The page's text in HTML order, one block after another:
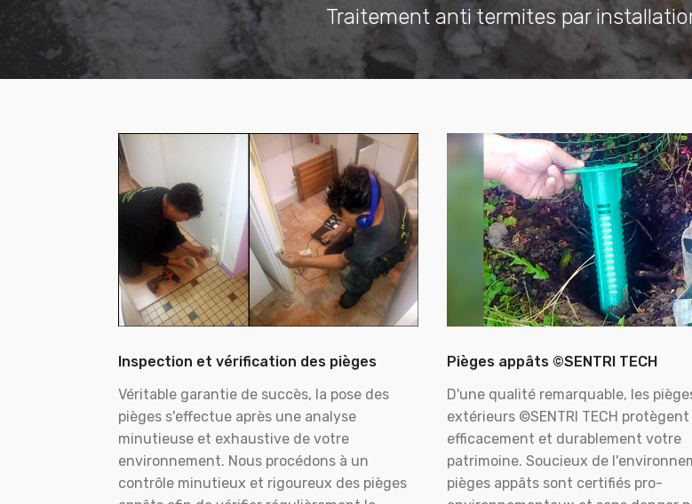
Traitement anti termites par
Inspection et vérification des pièges
Véritable garantie de succès, la pose des
pièges s'effectue après une analyse
minutieuse et exhaustive de votre
environnement. Nous procédons à un
contrôle minutieux et rigoureux des pièges
Pièges appâts ©SENTRI TECH
D'une qualité remarquable, les
extérieurs ©SENTRI TECH protègent
efficacement et durablement votre
patrimoine. Soucieux de
pièges appâts sont certifiés pro-